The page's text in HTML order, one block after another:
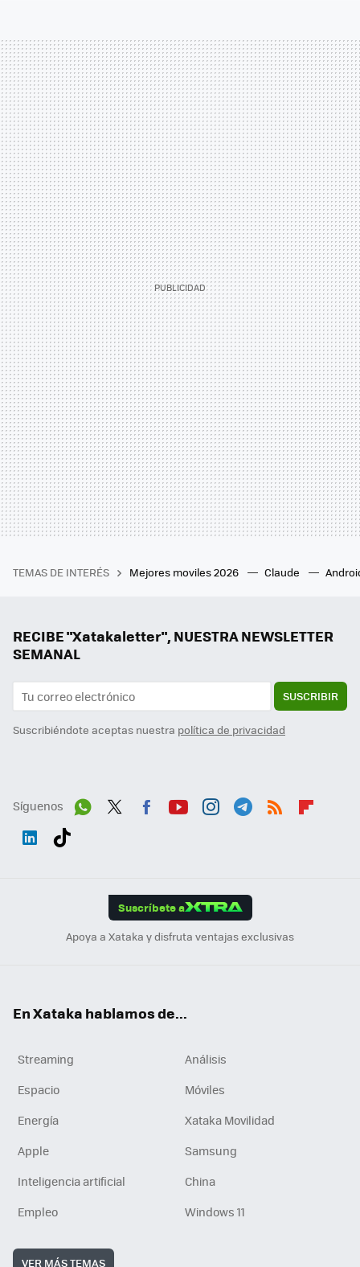
TEMAS DE INTERÉS Mejores moviles 2026 Claude
RECIBE "Xatakaletter", NUESTRA NEWSLETTER
SEMANAL
SUSCRIBIR
Suscribiéndote aceptas nuestra política de privacidad
Síguenos
Suscríbete a
Apoya a Xataka y disfruta ventajas exclusivas
En Xataka hablamos de...
Streaming
Análisis
Espacio
Móviles
Energía
Xataka Movilidad
Apple
Samsung
Inteligencia artificial
China
Empleo
Windows 11
VER MÁS TEMAS